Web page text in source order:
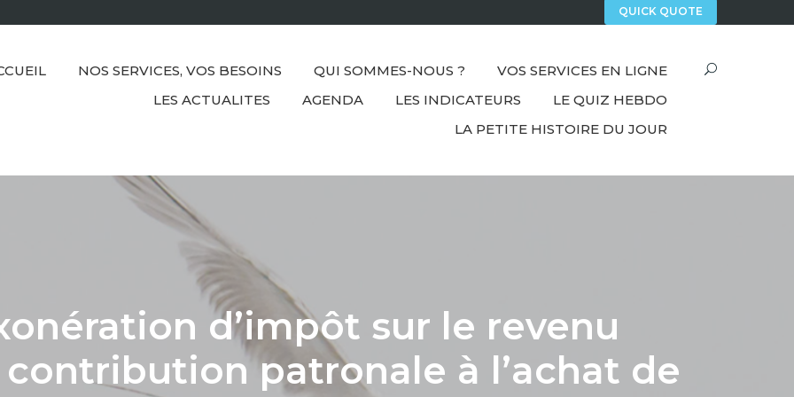
QUICK QUOTE
NOS SERVICES, VOS BESOINS QUI SOMMES-NOUS ?
VOS SERVICES EN LIGNE
LES ACTUALITES
AGENDA LES INDICATEURS
LE QUIZ HEBDO
LA PETITE HISTOIRE DU JOUR
d’impôt sur le revenu
patronale à l’achat de